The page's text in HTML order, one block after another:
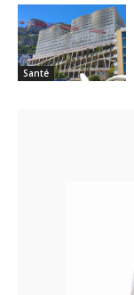
Santé